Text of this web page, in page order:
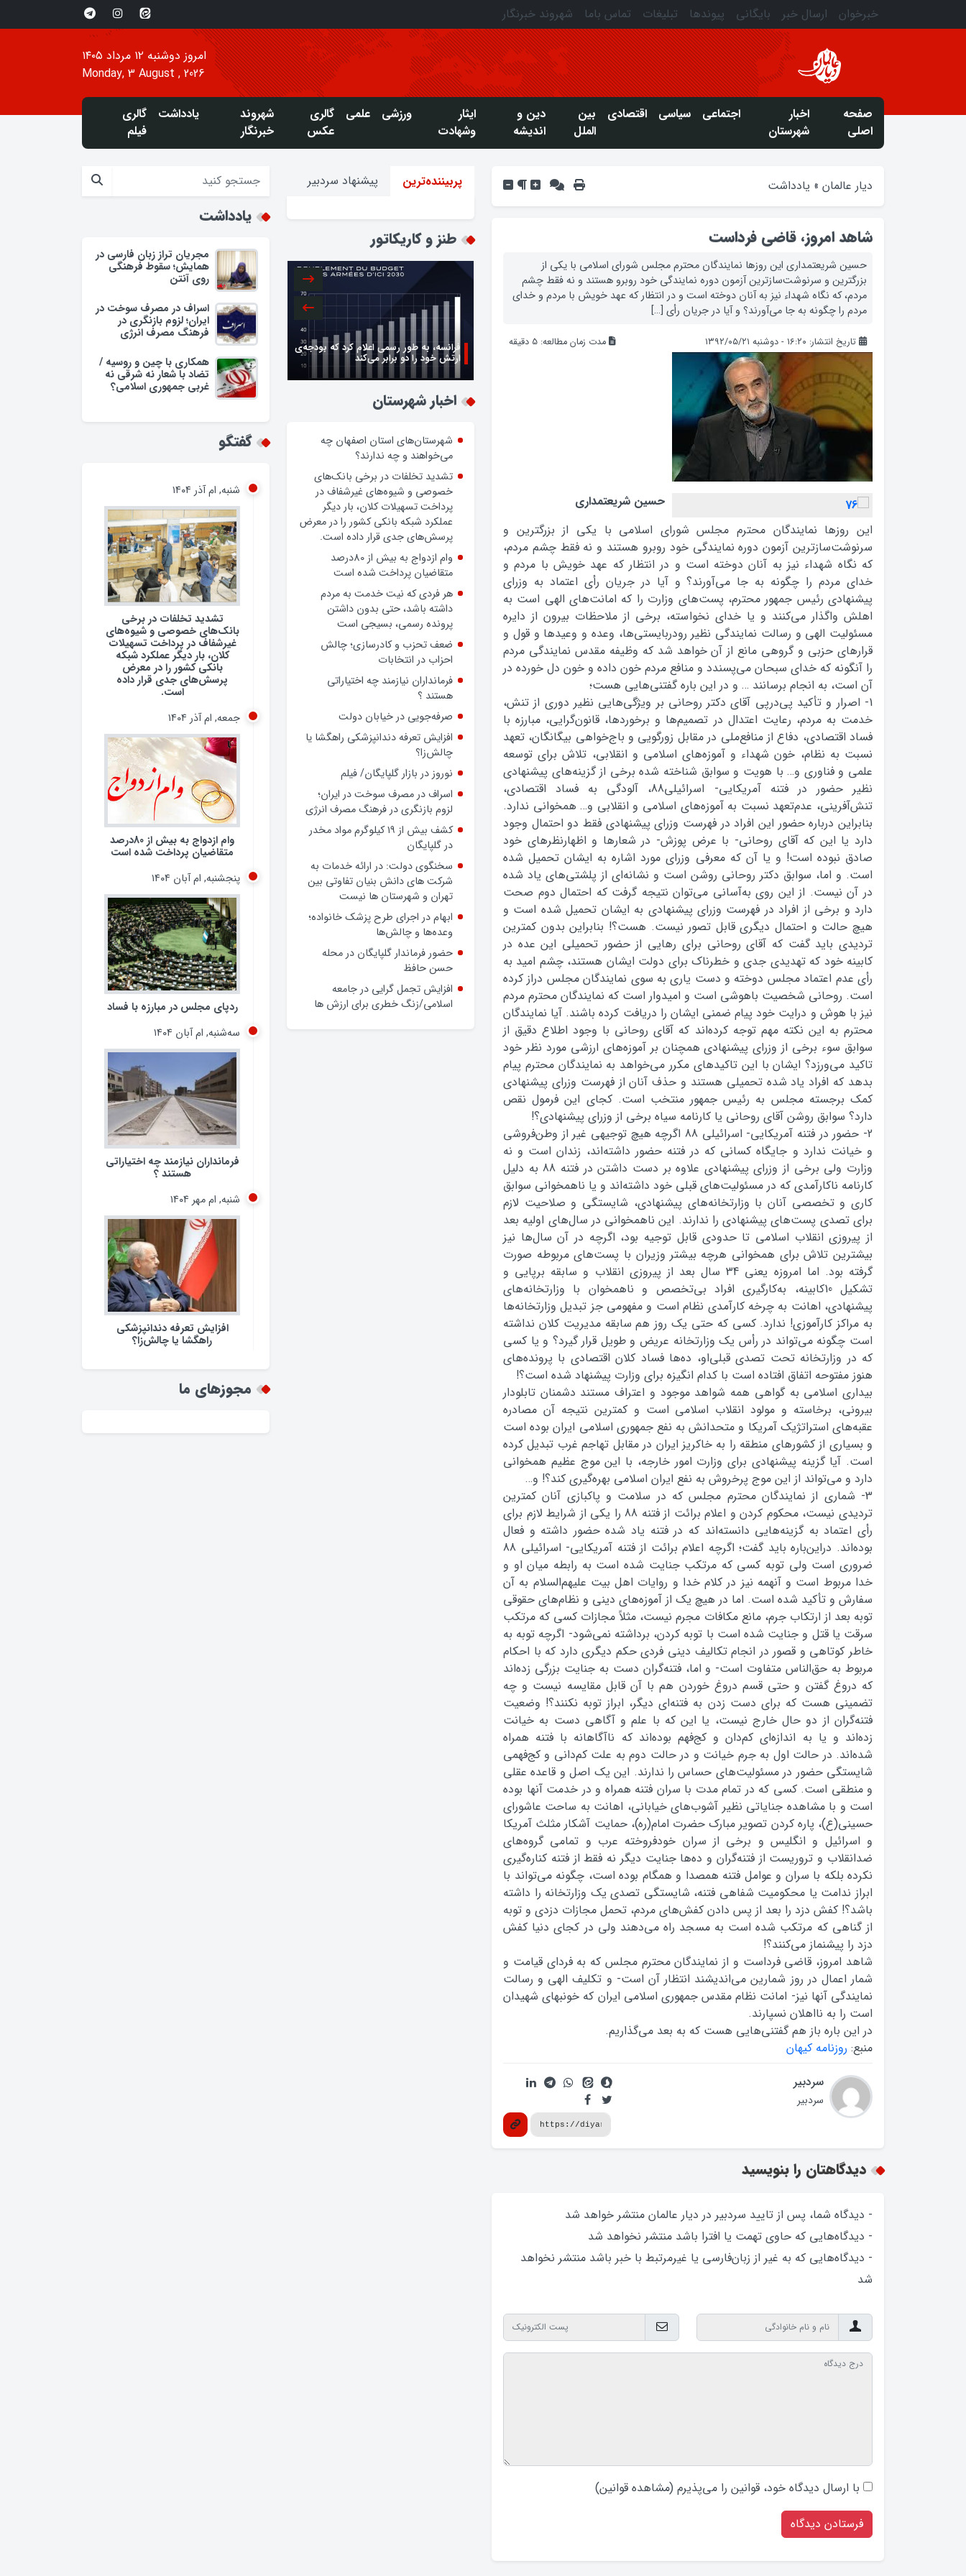
خبرخوان ارسال خبر بایگانی پیوندها تبلیغات تماس باما شهروند خبرنگار
امروز دوشنبه ۱۲ مرداد ۱۴۰۵
Monday, 3 August , 2026
صفحه
اصلی
اخبار
شهرستان
اجتماعی سیاسی اقتصادی
بین
الملل
دین و
اندیشه
ایثار
وشهادت
ورزشی علمی
گالری
عکس
شهروند
خبرنگار
یادداشت
گالری
فیلم
دیار عالمان » یادداشت
شاهد امروز، قاضی فرداست
حسین شریعتمداری این روزها نمایندگان محترم مجلس شورای اسلامی با یکی از
بزرگترین و سرنوشت‌سازترین آزمون دوره نمایندگی خود روبرو هستند و نه فقط چشم
مردم، که نگاه شهداء نیز به آنان دوخته است و در انتظار که عهد خویش با مردم و خدای
مردم را چگونه به جا می‌آورند؟ و آیا در جریان رأی […]
تاریخ انتشار: ۱۶:۲۰ - دوشنبه ۱۳۹۲/۰۵/۲۱ مدت زمان مطالعه: 5 دقیقه
حسین شریعتمداری
این روزها نمایندگان محترم مجلس شورای اسلامی با یکی از بزرگترین و
سرنوشت‌سازترین آزمون دوره نمایندگی خود روبرو هستند و نه فقط چشم مردم،
که نگاه شهداء نیز به آنان دوخته است و در انتظار که عهد خویش با مردم و
خدای مردم را چگونه به جا می‌آورند؟ و آیا در جریان رأی اعتماد به وزرای
پیشنهادی رئیس جمهور محترم، پست‌های وزارت را که امانت‌های الهی است به
اهلش واگذار می‌کنند و یا خدای نخواسته، برخی از ملاحظات بیرون از دایره
مسئولیت الهی و رسالت نمایندگی نظیر رودربایستی‌ها، وعده و وعیدها و قول و
قرارهای حزبی و گروهی مانع از آن خواهد شد که وظیفه مقدس نمایندگی مردم
را آنگونه که خدای سبحان می‌پسندد و منافع مردم خون داده و خون دل خورده در
آن است، به انجام برسانند … و در این باره گفتنی‌هایی هست؛
1- اصرار و تأکید پی‌درپی آقای دکتر روحانی بر ویژگی‌هایی نظیر دوری از تنش،
خدمت به مردم، رعایت اعتدال در تصمیم‌ها و برخوردها، قانون‌گرایی، مبارزه با
فساد اقتصادی، دفاع از منافع‌ملی در مقابل زورگویی و باج‌خواهی بیگانگان، تعهد
نسبت به نظام، خون شهداء و آموزه‌های اسلامی و انقلابی، تلاش برای توسعه
علمی و فناوری و… با هویت و سوابق شناخته شده برخی از گزینه‌های پیشنهادی
نظیر حضور در فتنه آمریکایی- اسرائیلی88، آلودگی به فساد اقتصادی،
تنش‌آفرینی، عدم‌تعهد نسبت به آموزه‌های اسلامی و انقلابی و… همخوانی ندارد.
بنابراین درباره حضور این افراد در فهرست وزرای پیشنهادی فقط دو احتمال وجود
دارد یا این که آقای روحانی- با عرض پوزش- در شعارها و اظهار‌نظرهای خود
صادق نبوده است! و یا آن که معرفی وزرای مورد اشاره به ایشان تحمیل شده
است. و اما، سوابق دکتر روحانی روشن است و نشانه‌ای از پلشتی‌های یاد شده
در آن نیست. از این روی به‌آسانی می‌توان نتیجه گرفت که احتمال دوم صحت
دارد و برخی از افراد در فهرست وزرای پیشنهادی به ایشان تحمیل شده است و
هیچ حالت و احتمال دیگری قابل تصور نیست. هست؟! بنابراین بدون کمترین
تردیدی باید گفت که آقای روحانی برای رهایی از حضور تحمیلی این عده در
کابینه خود که تهدیدی جدی و خطرناک برای دولت ایشان هستند، چشم امید به
رأی عدم اعتماد مجلس دوخته و دست یاری به سوی نمایندگان مجلس دراز کرده
است. روحانی شخصیت باهوشی است و امیدوار است که نمایندگان محترم مردم
نیز با هوش و درایت خود پیام ضمنی ایشان را دریافت کرده باشند. آیا نمایندگان
محترم به این نکته مهم توجه کرده‌اند که آقای روحانی با وجود اطلاع دقیق از
سوابق سوء برخی از وزرای پیشنهادی همچنان بر آموزه‌های ارزشی مورد نظر خود
تاکید می‌ورزد؟ ایشان با این تاکیدهای مکرر می‌خواهد به نمایندگان محترم پیام
بدهد که افراد یاد شده تحمیلی هستند و حذف آنان از فهرست وزرای پیشنهادی
کمک برجسته مجلس به رئیس جمهور منتخب است. کجای این فرمول نقص
دارد؟ سوابق روشن آقای روحانی یا کارنامه سیاه برخی از وزرای پیشنهادی؟!
2- حضور در فتنه آمریکایی- اسرائیلی 88 اگرچه هیچ توجیهی غیر از وطن‌فروشی
و خیانت ندارد و جایگاه کسانی که در فتنه حضور داشته‌اند، زندان است و نه
وزارت ولی برخی از وزرای پیشنهادی علاوه بر دست داشتن در فتنه 88 به دلیل
کارنامه ناکارآمدی که در مسئولیت‌های قبلی خود داشته‌اند و یا ناهمخوانی سوابق
کاری و تخصصی آنان با وزارتخانه‌های پیشنهادی، شایستگی و صلاحیت لازم
برای تصدی پست‌های پیشنهادی را ندارند. این ناهمخوانی در سال‌های اولیه بعد
از پیروزی انقلاب اسلامی تا حدودی قابل توجیه بود، اگرچه در آن سال‌ها نیز
بیشترین تلاش برای همخوانی هرچه بیشتر وزیران با پست‌های مربوطه صورت
گرفته بود. اما امروزه یعنی 34 سال بعد از پیروزی انقلاب و سابقه برپایی و
تشکیل 10‌کابینه، به‌کارگیری افراد بی‌تخصص و ناهمخوان با وزارتخانه‌‌های
پیشنهادی، اهانت به چرخه کارآمدی نظام است و مفهومی جز تبدیل وزارتخانه‌ها
به مراکز کارآموزی! ندارد. کسی که حتی یک روز هم سابقه مدیریت کلان نداشته
است چگونه می‌تواند در رأس یک وزارتخانه عریض و طویل قرار گیرد؟ و یا کسی
که در وزارتخانه تحت تصدی قبلی‌او، ده‌ها فساد کلان اقتصادی با پرونده‌های
هنوز مفتوحه اتفاق افتاده است با کدام انگیزه برای وزارت پیشنهاد شده است؟!
بیداری اسلامی به گواهی همه شواهد موجود و اعتراف مستند دشمنان تابلودار
بیرونی، برخاسته و مولود انقلاب اسلامی است و کمترین نتیجه آن مصادره
عقبه‌های استراتژیک آمریکا و متحدانش به نفع جمهوری اسلامی ایران بوده است
و بسیاری از کشورهای منطقه را به خاکریز ایران در مقابل تهاجم غرب تبدیل کرده
است. آیا گزینه پیشنهادی برای وزارت امور خارجه، با این موج عظیم همخوانی
دارد و می‌تواند از این موج پرخروش به نفع ایران اسلامی بهره‌گیری کند؟! و…
3- شماری از نمایندگان محترم مجلس که در سلامت و پاکبازی آنان کمترین
تردیدی نیست، محکوم کردن و اعلام برائت از فتنه 88 را یکی از شرایط لازم برای
رأی اعتماد به گزینه‌هایی دانسته‌اند که در فتنه یاد شده حضور داشته و فعال
بوده‌اند. دراین‌باره باید گفت؛ اگرچه اعلام برائت از فتنه آمریکایی- اسرائیلی 88
ضروری است ولی توبه کسی که مرتکب جنایت شده است به رابطه میان او و
خدا مربوط است و آنهمه نیز در کلام خدا و روایات اهل بیت علیهم‌السلام به آن
سفارش و تأکید شده است. اما در هیچ یک از آموزه‌های دینی و نظام‌های حقوقی
توبه بعد از ارتکاب جرم، مانع مکافات مجرم نیست، مثلاً مجازات کسی که مرتکب
سرقت یا قتل و جنایت شده است با توبه کردن، برداشته نمی‌شود- اگرچه توبه به
خاطر کوتاهی و قصور در انجام تکالیف دینی فردی حکم دیگری دارد که با احکام
مربوط به حق‌الناس متفاوت است- و اما، فتنه‌گران دست به جنایت بزرگی زده‌اند
که دروغ گفتن و حتی قسم دروغ خوردن هم با آن قابل مقایسه نیست و چه
تضمینی هست که برای دست زدن به فتنه‌ای دیگر، ابراز توبه نکنند؟! وضعیت
فتنه‌گران از دو حال خارج نیست، یا این که با علم و آگاهی دست به خیانت
زده‌اند و یا به اندازه‌ای کم‌دان و کج‌فهم بوده‌اند که ناآگاهانه با فتنه همراه
شده‌اند. در حالت اول به جرم خیانت و در حالت دوم به علت کم‌دانی و کج‌فهمی
شایستگی حضور در مسئولیت‌های حساس را ندارند. این یک اصل و قاعده عقلی
و منطقی است. کسی که در تمام مدت با سران فتنه همراه و در خدمت آنها بوده
است و با مشاهده جنایاتی نظیر آشوب‌های خیابانی، اهانت به ساحت عاشورای
حسینی(ع)، پاره کردن تصویر مبارک حضرت امام(ره)، حمایت آشکار مثلث آمریکا
و اسرائیل و انگلیس و برخی از سران خودفروخته عرب و تمامی گروه‌های
ضدانقلاب و تروریست از فتنه‌گران و ده‌ها جنایت دیگر نه فقط از فتنه کناره‌گیری
نکرده بلکه با سران و عوامل فتنه همصدا و همگام بوده است، چگونه می‌تواند با
ابراز ندامت یا محکومیت شفاهی فتنه، شایستگی تصدی یک وزارتخانه را داشته
باشد؟! کفش دزد را بعد از پس دادن کفش‌های مردم، تحمل مجازات دزدی و توبه
از گناهی که مرتکب شده است به مسجد راه می‌دهند ولی در کجای دنیا کفش
دزد را پیشنماز می‌کنند؟!
شاهد امروز، قاضی فرداست و از نمایندگان محترم مجلس که به فردای قیامت و
شمار اعمال در روز شمارین می‌اندیشند انتظار آن است- و تکلیف الهی و رسالت
نمایندگی آنها نیز- امانت نظام مقدس جمهوری اسلامی ایران که خونبهای شهیدان
است را به نااهلان نسپارند.
در این باره باز هم گفتنی‌هایی هست که به بعد می‌گذاریم.
منبع: روزنامه كيهان
سردبیر
سردبیر
دیدگاهتان را بنویسید
- دیدگاه شما، پس از تایید سردبیر در دیار عالمان منتشر خواهد‌ شد
- دیدگاه‌هایی که حاوی تهمت یا افترا باشد منتشر نخواهد‌ شد
- دیدگاه‌هایی که به غیر از زبان‌فارسی یا غیرمرتبط با خبر باشد منتشر نخواهد‌
شد
با ارسال دیدگاه‌ خود، قوانین را می‌پذیرم (مشاهده قوانین)
پربیننده‌ترین پیشنهاد سردبیر
طنز و کاریکاتور
فرانسه، به طور رسمی اعلام کرد که بودجه‌ی
ارتش خود را دو برابر می‌کند
زن اگر خوب باشه یه زندگی حالش خوبه/
روز زن مبارک
اخبار شهرستان
شهرستان‌های استان اصفهان چه
می‌خواهند و چه ندارند؟
تشدید تخلفات در برخی بانک‌های
خصوصی و شیوه‌های غیرشفاف در
پرداخت تسهیلات کلان، بار دیگر
عملکرد شبکه بانکی کشور را در معرض
پرسش‌های جدی قرار داده است.
وام ازدواج به بیش از 80درصد
متقاضیان پرداخت شده است
هر فردی که نیت خدمت به مردم
داشته باشد، حتی بدون داشتن
پرونده رسمی، بسیجی است
ضعف تحزب و کادرسازی؛ چالش
احزاب در انتخابات
فرمانداران نیازمند چه اختیاراتی
هستند ؟
صرفه‌جویی در خیابان دولت
افزایش تعرفه دندانپزشکی راهگشا یا
چالش‌زا؟
نوروز در بازار گلپایگان/ فیلم
اسراف در مصرف سوخت در ایران؛
لزوم بازنگری در فرهنگ مصرف انرژی
کشف بیش از ۱۹ کیلوگرم مواد مخدر
در گلپایگان
سخنگوی دولت: در ارائه خدمات به
شرکت های دانش بنیان تفاوتی بین
تهران و شهرستان ها نیست
ابهام در اجرای طرح پزشک خانواده؛
وعده‌ها و چالش‌ها
حضور فرماندار گلپایگان در محله
حسن حافظ
افزایش تجمل گرایی در جامعه
یادداشت
مجریان تراز زبان فارسی در
همایش؛ سقوط فرهنگی
روی آنتن
اسراف در مصرف سوخت در
ایران؛ لزوم بازنگری در
فرهنگ مصرف انرژی
همکاری با چین و روسیه /
تضاد با شعار نه شرقی نه
غربی جمهوری اسلامی؟
گفتگو
شنبه, ام آذر ۱۴۰۴
تشدید تخلفات در برخی
بانک‌های خصوصی و شیوه‌های
غیرشفاف در پرداخت تسهیلات
کلان، بار دیگر عملکرد شبکه
بانکی کشور را در معرض
پرسش‌های جدی قرار داده
است.
جمعه, ام آذر ۱۴۰۴
وام ازدواج به بیش از 80درصد
متقاضیان پرداخت شده است
پنجشنبه, ام آبان ۱۴۰۴
ردپای مجلس در مبارزه با فساد
سه‌شنبه, ام آبان ۱۴۰۴
فرمانداران نیازمند چه اختیاراتی
هستند ؟
شنبه, ام مهر ۱۴۰۴
افزایش تعرفه دندانپزشکی
راهگشا یا چالش‌زا؟
مجوزهای ما